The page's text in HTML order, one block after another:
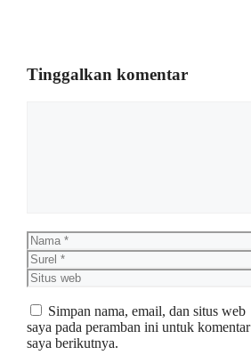
Tinggalkan komentar
Nama
Surel
Situs
web
Simpan nama, email, dan situs web
saya pada peramban ini untuk komentar
saya berikutnya.